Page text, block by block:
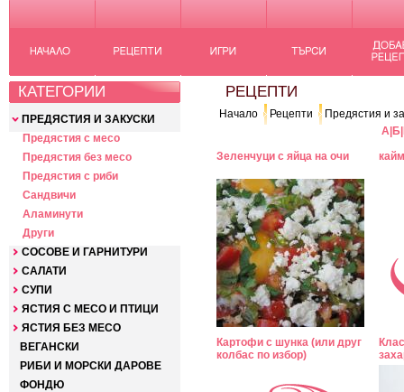
КАТЕГОРИИ
ПРЕДЯСТИЯ И ЗАКУСКИ
Предястия с месо
Предястия без месо
Предястия с риби
Сандвичи
Аламинути
Други
СОСОВЕ И ГАРНИТУРИ
САЛАТИ
СУПИ
ЯСТИЯ С МЕСО И ПТИЦИ
ЯСТИЯ БЕЗ МЕСО
ВЕГАНСКИ
РИБИ И МОРСКИ ДАРОВЕ
ФОНДЮ
РЕЦЕПТИ
Начало Рецепти
Предястия и
А Б
Зеленчуци с яйца на очи
Картофи с шунка (или друг
колбас по избор)